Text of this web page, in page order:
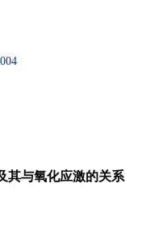
其与氧化应激的关系